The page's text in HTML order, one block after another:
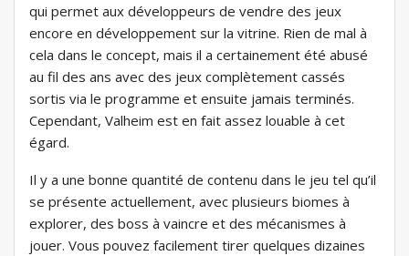
qui permet aux développeurs de vendre des jeux
encore en développement sur la vitrine. Rien de mal à
cela dans le concept, mais il a certainement été abusé
au fil des ans avec des jeux complètement cassés
sortis via le programme et ensuite jamais terminés.
Cependant, Valheim est en fait assez louable à cet
égard.
Il y a une bonne quantité de contenu dans le jeu tel qu’il
se présente actuellement, avec plusieurs biomes à
explorer, des boss à vaincre et des mécanismes à
jouer. Vous pouvez facilement tirer quelques dizaines